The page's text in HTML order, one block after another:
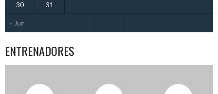
« Jun
30 31
ENTRENADORES